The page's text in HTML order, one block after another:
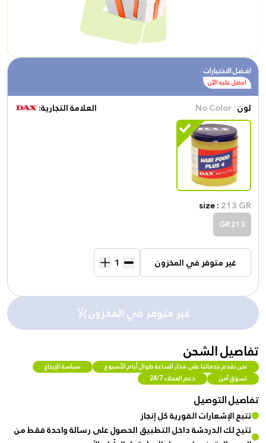
افضل الاختيارات
احصل عليه الآن
لون: No Color العلامة التجارية:
size :213 GR
213 GR
غير متوفر في المخزون
غير متوفر في المخزون
تفاصيل الشحن
نحن نقدم خدماتنا على مدار الساعة طوال أيام الأسبوع
سياسة الإرجاع
تسوق آمن
دعم العملاء 24/7
تفاصيل التوصيل
تتبع الإشعارات الفورية كل إنجاز
تتيح لك الدردشة داخل التطبيق الحصول على رسالة واحدة فقط من